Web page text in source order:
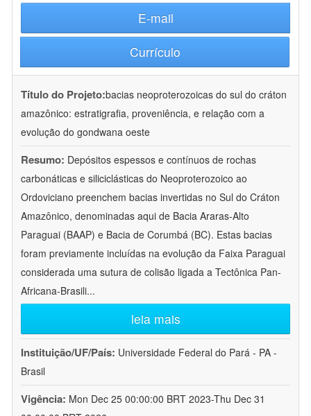
E-mail
Currículo
Título do Projeto:bacias neoproterozoicas do sul do cráton
amazônico: estratigrafia, proveniência, e relação com a
evolução do gondwana oeste
Resumo: Depósitos espessos e contínuos de rochas
carbonáticas e siliciclásticas do Neoproterozoico ao
Ordoviciano preenchem bacias invertidas no Sul do Cráton
Amazônico, denominadas aqui de Bacia Araras-Alto
Paraguai (BAAP) e Bacia de Corumbá (BC). Estas bacias
foram previamente incluídas na evolução da Faixa Paraguai
considerada uma sutura de colisão ligada a Tectônica Pan-
Africana-Brasili...
leia mais
Instituição/UF/País: Universidade Federal do Pará - PA -
Brasil
Vigência: Mon Dec 25 00:00:00 BRT 2023-Thu Dec 31